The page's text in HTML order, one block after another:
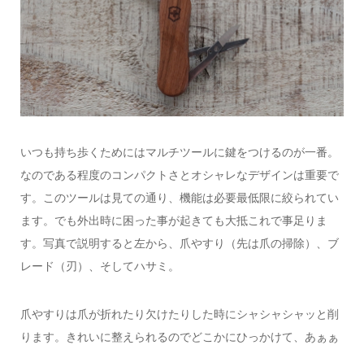
いつも持ち歩くためにはマルチツールに鍵をつけるのが一番。
なのである程度のコンパクトさとオシャレなデザインは重要で
す。このツールは見ての通り、機能は必要最低限に絞られてい
ます。でも外出時に困った事が起きても大抵これで事足りま
す。写真で説明すると左から、爪やすり（先は爪の掃除）、ブ
レード（刃）、そしてハサミ。
爪やすりは爪が折れたり欠けたりした時にシャシャシャッと削
ります。きれいに整えられるのでどこかにひっかけて、あぁぁ